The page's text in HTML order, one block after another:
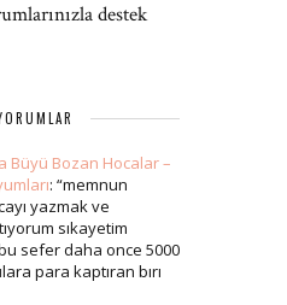
destek
Büyü Bozan Hocalar –
: “memnun
yazmak ve
sıkayetim
sefer daha once 5000
para kaptıran bırı